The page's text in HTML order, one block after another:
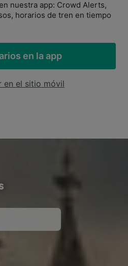
nuestra app: Crowd Alerts,
horarios de tren en tiempo
en la app
en el sitio móvil